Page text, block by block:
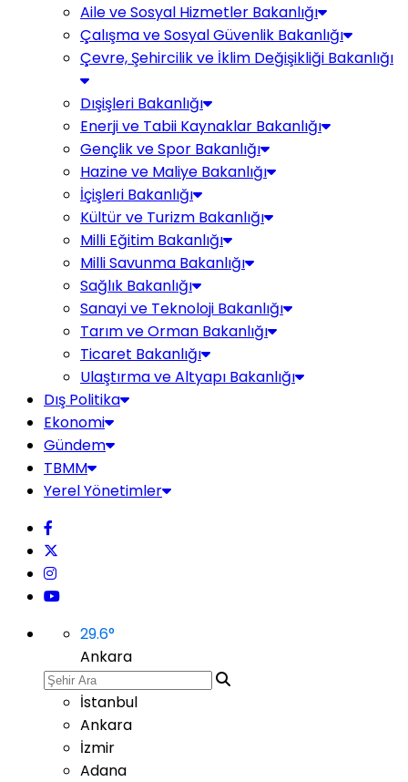
Aile ve Sosyal Hizmetler Bakanlığı
Çalışma ve Sosyal Güvenlik Bakanlığı
Çevre, Şehircilik ve İklim Değişikliği Bakanlığı
Dışişleri Bakanlığı
Enerji ve Tabii Kaynaklar Bakanlığı
Gençlik ve Spor Bakanlığı
Hazine ve Maliye Bakanlığı
İçişleri Bakanlığı
Kültür ve Turizm Bakanlığı
Milli Eğitim Bakanlığı
Milli Savunma Bakanlığı
Sağlık Bakanlığı
Sanayi ve Teknoloji Bakanlığı
Tarım ve Orman Bakanlığı
Ticaret Bakanlığı
Ulaştırma ve Altyapı Bakanlığı
Dış Politika
Ekonomi
Gündem
TBMM
Yerel Yönetimler
29.6°
Ankara
İstanbul
Ankara
İzmir
Adana